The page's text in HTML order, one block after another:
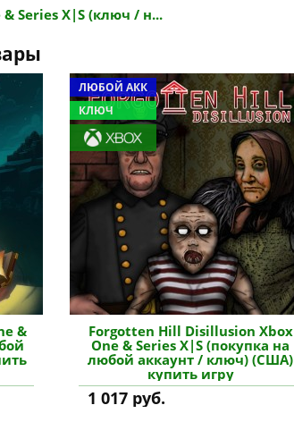
Series X|S (ключ / н...
&
ЛЮБОЙ АКК
КЛЮЧ
Forgotten Hill Disillusion Xbox
One & Series X|S (покупка на
любой аккаунт / ключ) (США)
купить игру
1 017 руб.